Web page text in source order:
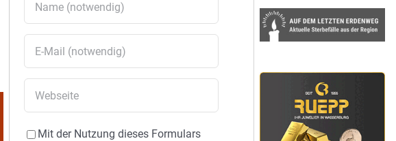
Mit der Nutzung dieses Formulars